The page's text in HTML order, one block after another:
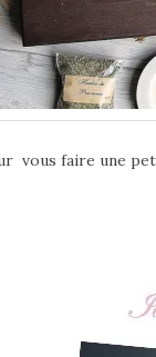
vous faire une